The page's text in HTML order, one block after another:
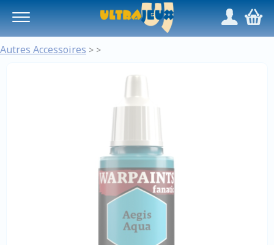
/,
Autres Accessoires > >